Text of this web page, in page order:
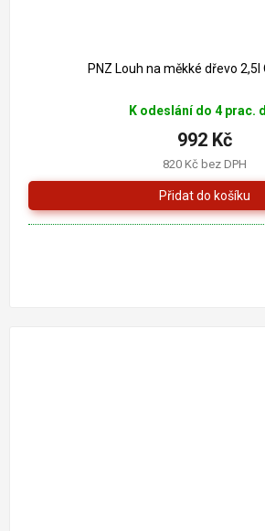
PNZ Louh na měkké dřevo 2,5l
K odeslání do 4 prac.
820 Kč bez DPH
992 Kč